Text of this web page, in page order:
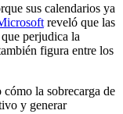
sus calendarios ya
reveló que las
perjudica la
figura entre los
cómo la sobrecarga de
y generar